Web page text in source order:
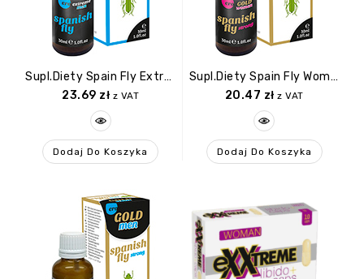
Supl.diety Spain Fly Extreme Men 30ml
23.69 zł z VAT
Dodaj Do Koszyka
Supl.diety Spain Fly Women GOLD Strong 30ml
20.47 zł z VAT
Dodaj Do Koszyka